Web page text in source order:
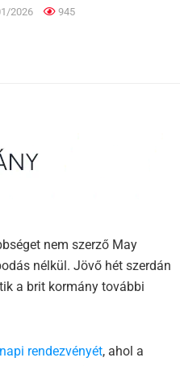
2026 945
nem szerző May
nélkül. Jövő hét szerdán
a brit kormány további
rendezvényét, ahol a